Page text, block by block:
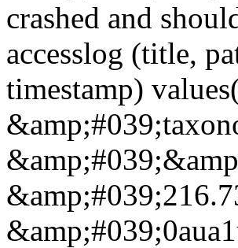
crashed and
accesslog (title,
timestamp)